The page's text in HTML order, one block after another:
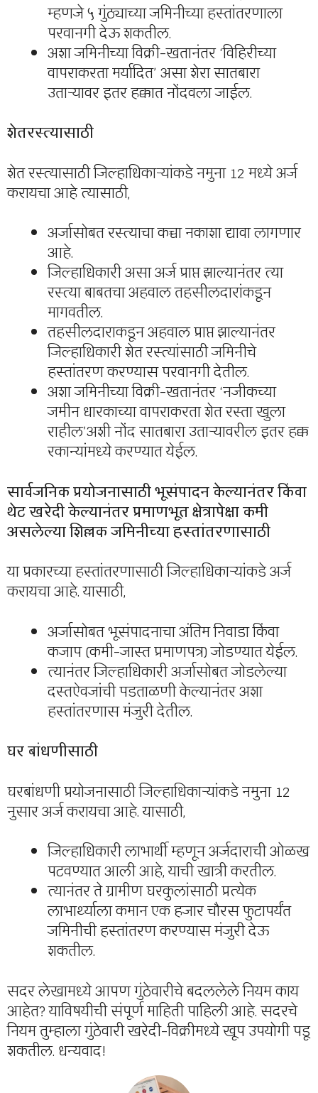
म्हणजे ५ गुंठ्याच्या जमिनीच्या हस्तांतरणाला
परवानगी देऊ शकतील.
अशा जमिनीच्या विक्री-खतानंतर ‘विहिरीच्या
वापराकरता मर्यादित’ असा शेरा सातबारा
उताऱ्यावर इतर हक्कात नोंदवला जाईल.
शेतरस्त्यासाठी
शेत रस्त्यासाठी जिल्हाधिकाऱ्यांकडे नमुना 12 मध्ये अर्ज
करायचा आहे त्यासाठी,
अर्जासोबत रस्त्याचा कच्चा नकाशा द्यावा लागणार
आहे.
जिल्हाधिकारी असा अर्ज प्राप्त झाल्यानंतर त्या
रस्त्या बाबतचा अहवाल तहसीलदारांकडून
मागवतील.
तहसीलदाराकडून अहवाल प्राप्त झाल्यानंतर
जिल्हाधिकारी शेत रस्त्यांसाठी जमिनीचे
हस्तांतरण करण्यास परवानगी देतील.
अशा जमिनीच्या विक्री-खतानंतर ‘नजीकच्या
जमीन धारकाच्या वापराकरता शेत रस्ता खुला
राहील’अशी नोंद सातबारा उताऱ्यावरील इतर हक्क
रकान्यांमध्ये करण्यात येईल.
सार्वजनिक प्रयोजनासाठी भूसंपादन केल्यानंतर किंवा
थेट खरेदी केल्यानंतर प्रमाणभूत क्षेत्रापेक्षा कमी
असलेल्या शिल्लक जमिनीच्या हस्तांतरणासाठी
या प्रकारच्या हस्तांतरणासाठी जिल्हाधिकाऱ्यांकडे अर्ज
करायचा आहे. यासाठी,
अर्जासोबत भूसंपादनाचा अंतिम निवाडा किंवा
कजाप (कमी-जास्त प्रमाणपत्र) जोडण्यात येईल.
त्यानंतर जिल्हाधिकारी अर्जासोबत जोडलेल्या
दस्तऐवजांची पडताळणी केल्यानंतर अशा
हस्तांतरणास मंजुरी देतील.
घर बांधणीसाठी
घरबांधणी प्रयोजनासाठी जिल्हाधिकाऱ्यांकडे नमुना 12
नुसार अर्ज करायचा आहे. यासाठी,
जिल्हाधिकारी लाभार्थी म्हणून अर्जदाराची ओळख
पटवण्यात आली आहे, याची खात्री करतील.
त्यानंतर ते ग्रामीण घरकुलांसाठी प्रत्येक
लाभार्थ्याला कमान एक हजार चौरस फुटापर्यंत
जमिनीची हस्तांतरण करण्यास मंजुरी देऊ
शकतील.
सदर लेखामध्ये आपण गुंठेवारीचे बदललेले नियम काय
आहेत? याविषयीची संपूर्ण माहिती पाहिली आहे. सदरचे
नियम तुम्हाला गुंठेवारी खरेदी-विक्रीमध्ये खूप उपयोगी पडू
शकतील. धन्यवाद!